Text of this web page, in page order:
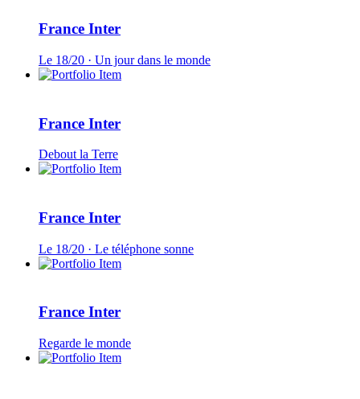
France Inter
Le 18/20 · Un jour dans le monde
France Inter
Debout la Terre
France Inter
Le 18/20 · Le téléphone sonne
France Inter
Regarde le monde